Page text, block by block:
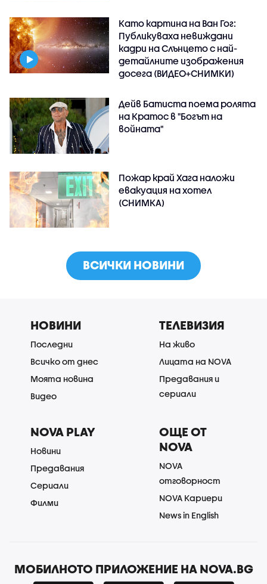
Като картина на Ван Гог:
Публикуваха невиждани
кадри на Слънцето с най-
детайлните изображения
досега (ВИДЕО+СНИМКИ)
Дейв Батиста поема ролята
на Кратос в "Богът на
войната"
Пожар край Хага наложи
евакуация на хотел
(СНИМКА)
ВСИЧКИ НОВИНИ
НОВИНИ
Последни
Всичко от днес
Моята новина
Видео
ТЕЛЕВИЗИЯ
На живо
Лицата на NOVA
Предавания и
сериали
NOVA PLAY
Новини
Предавания
Сериали
Филми
ОЩЕ ОТ
NOVA
NOVA
отговорност
NOVA Кариери
News in English
МОБИЛНОТО ПРИЛОЖЕНИЕ НА NOVA.BG